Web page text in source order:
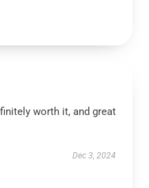
worth it, and great
Dec 3, 2024